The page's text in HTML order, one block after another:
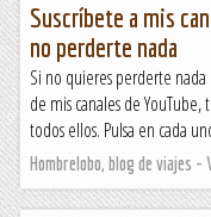
Suscríbete a mis
no perderte nada
Si no quieres perderte
de mis canales de YouTube,
todos ellos. Pulsa en cada
Hombrelobo, blog de viajes